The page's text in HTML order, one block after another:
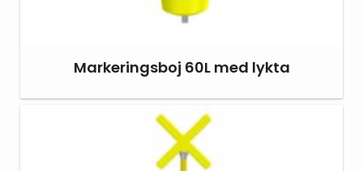
Markeringsboj 60L med lykta